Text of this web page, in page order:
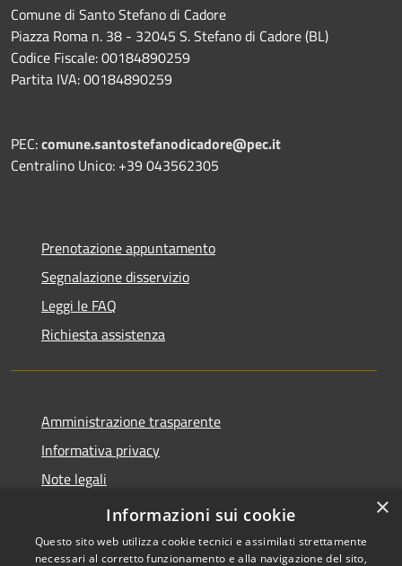
Comune di Santo Stefano di Cadore
Piazza Roma n. 38 - 32045 S. Stefano di Cadore (BL)
Codice Fiscale: 00184890259
Partita IVA: 00184890259
PEC:comune.santostefanodicadore@pec.it
Centralino Unico: +39 043562305
Prenotazione appuntamento
Segnalazione disservizio
Leggi le FAQ
Richiesta assistenza
Amministrazione trasparente
Informativa privacy
Note legali
Dichiarazione di accessibilità
×
Informazioni sui cookie
Questo sito web utilizza cookie tecnici e assimilati strettamente
necessari al corretto funzionamento e alla navigazione del sito,